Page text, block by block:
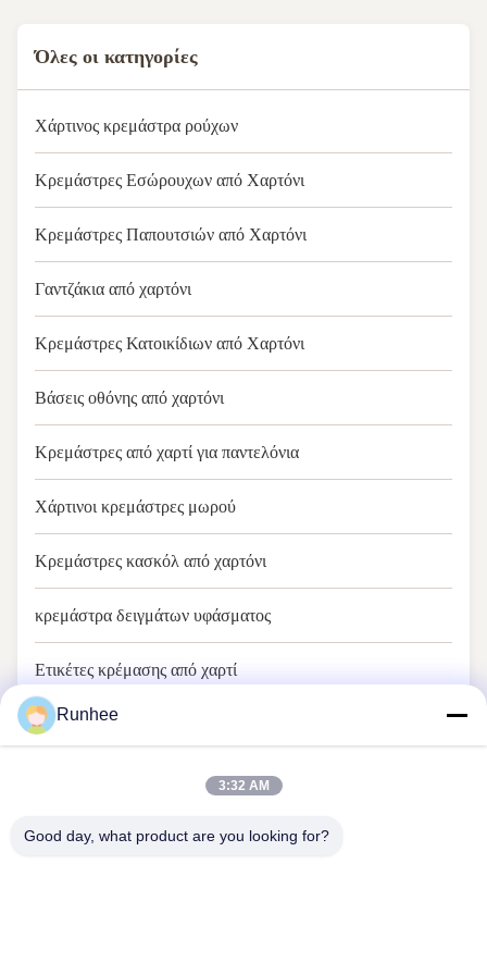
Όλες οι κατηγορίες
Χάρτινος κρεμάστρα ρούχων
Κρεμάστρες Εσώρουχων από Χαρτόνι
Κρεμάστρες Παπουτσιών από Χαρτόνι
Γαντζάκια από χαρτόνι
Κρεμάστρες Κατοικίδιων από Χαρτόνι
Βάσεις οθόνης από χαρτόνι
Κρεμάστρες από χαρτί για παντελόνια
Χάρτινοι κρεμάστρες μωρού
Κρεμάστρες κασκόλ από χαρτόνι
κρεμάστρα δειγμάτων υφάσματος
Ετικέτες κρέμασης από χαρτί
Προϊόντα GRS
Runhee
3:32 AM
Good day, what product are you looking for?